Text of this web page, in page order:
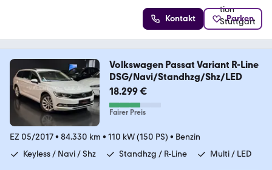
Kontakt Parken
Volkswagen Passat Variant R-Line
DSG/Navi/Standhzg/Shz/LED
18.299 €
Fairer Preis
EZ 05/2017• 84.330 km • 110 kW (150 PS) • Benzin
Keyless / Navi / Shz
Standhzg / R-Line Multi / LED